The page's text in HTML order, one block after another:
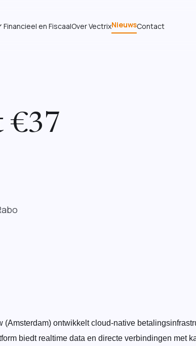
Financieel en FiscaalOver VectrixNieuwsContact
€37
(Amsterdam) ontwikkelt cloud-native
biedt realtime data en directe verbindingen met